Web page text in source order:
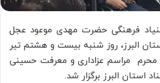
فرهنگی حضرت مهدی موعود عجل
البرز، روز شنبه بیست و هشتم تیر
محرم مراسم عزاداری و معرفت حسینی
استان البرز برگزار شد.